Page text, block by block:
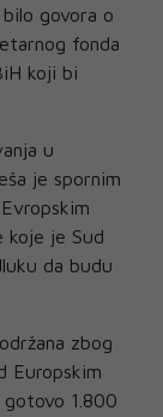
govora o
fonda
koji bi
u
je spornim
koje je Sud
da budu
zbog
Europskim
1.800